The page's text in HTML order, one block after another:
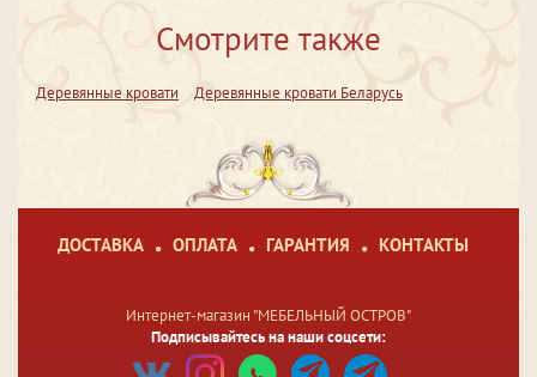
Смотрите также
Деревянные кровати Деревянные кровати Беларусь
ДОСТАВКА ОПЛАТА ГАРАНТИЯ КОНТАКТЫ
Интернет-магазин "МЕБЕЛЬНЫЙ ОСТРОВ"
Подписывайтесь на наши соцсети: